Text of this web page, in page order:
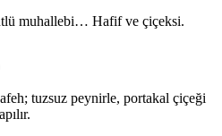
muhallebi… Hafif ve çiçeksi.
tuzsuz peynirle, portakal çiçeği